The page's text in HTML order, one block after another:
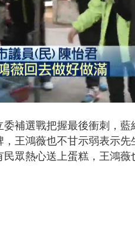
46.35%
委補選戰把握最後衝刺，
王鴻薇也不甘示弱表示
民眾熱心送上蛋糕，王鴻